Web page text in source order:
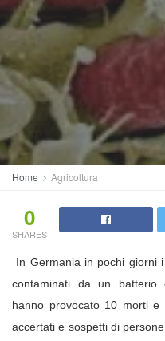
Home Agricoltura
0
SHARES
In Germania in pochi giorni
contaminati da un batterio
hanno provocato 10 morti
accertati e sospetti di